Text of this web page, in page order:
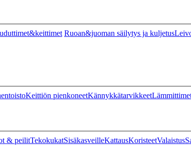
Ruoan&juoman säilytys ja kuljetus
Keittiön pienkoneetKännykkätarvikkeet
& peilitTekokukatSisäkasveilleKattausKoristeetValaistus